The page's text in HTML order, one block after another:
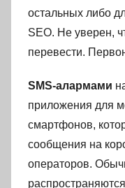
остальных либо
SEO. Не уверен,
перевести.
SMS-алармами
приложения для
смартфонов,
сообщения на
операторов.